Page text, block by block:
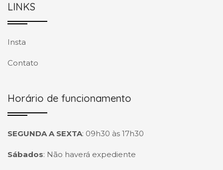
LINKS
Insta
Contato
Horário de funcionamento
SEGUNDA A SEXTA: 09h30 às 17h30
Sábados: Não haverá expediente